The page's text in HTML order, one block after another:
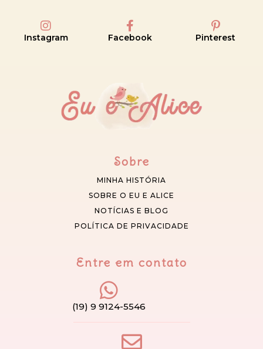
Instagram Facebook Pinterest
Sobre
MINHA HISTÓRIA
SOBRE O EU E ALICE
NOTÍCIAS E BLOG
POLÍTICA DE PRIVACIDADE
Entre em contato
(19) 9 9124-5546